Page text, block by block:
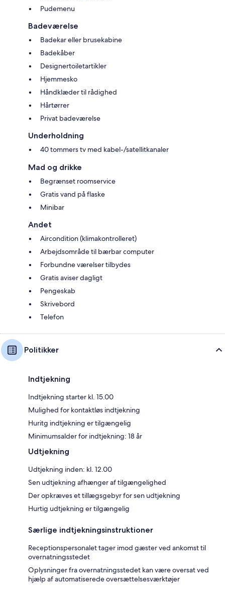
Pudemenu
Badeværelse
Badekar eller brusekabine
Badekåber
Designertoiletartikler
Hjemmesko
Håndklæder til rådighed
Hårtørrer
Privat badeværelse
Underholdning
40 tommers tv med kabel-/satellitkanaler
Mad og drikke
Begrænset roomservice
Gratis vand på flaske
Minibar
Andet
Aircondition (klimakontrolleret)
Arbejdsområde til bærbar computer
Forbundne værelser tilbydes
Gratis aviser dagligt
Pengeskab
Skrivebord
Telefon
Politikker
Indtjekning
Indtjekning starter kl. 15.00
Mulighed for kontaktløs indtjekning
Huritg indtjekning er tilgængelig
Minimumsalder for indtjekning: 18 år
Udtjekning
Udtjekning inden: kl. 12.00
Sen udtjekning afhænger af tilgængelighed
Der opkræves et tillægsgebyr for sen udtjekning
Hurtig udtjekning er tilgængelig
Særlige indtjekningsinstruktioner
Receptionspersonalet tager imod gæster ved ankomst til
overnatningsstedet
Oplysninger fra overnatningsstedet kan være oversat ved
hjælp af automatiserede oversættelsesværktøjer